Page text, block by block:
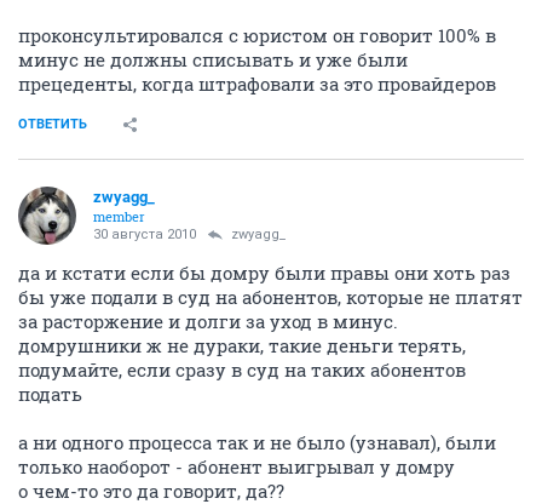
проконсультировался с юристом он говорит 100% в
минус не должны списывать и уже были
прецеденты, когда штрафовали за это провайдеров
ОТВЕТИТЬ
zwyagg_
member
30 августа 2010 zwyagg_
да и кстати если бы домру были правы они хоть раз
бы уже подали в суд на абонентов, которые не платят
за расторжение и долги за уход в минус.
домрушники ж не дураки, такие деньги терять,
подумайте, если сразу в суд на таких абонентов
подать
а ни одного процесса так и не было (узнавал), были
только наоборот - абонент выигрывал у домру
о чем-то это да говорит, да??